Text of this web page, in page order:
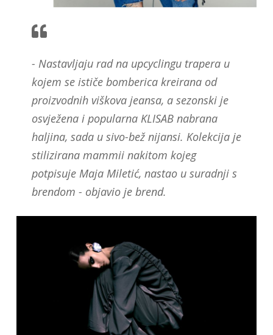
- Nastavljaju rad na upcyclingu trapera u
kojem se ističe bomberica kreirana od
proizvodnih viškova jeansa, a sezonski je
osvježena i popularna KLISAB nabrana
haljina, sada u sivo-bež nijansi. Kolekcija je
stilizirana mammii nakitom kojeg
potpisuje Maja Miletić, nastao u suradnji s
brendom - objavio je brend.